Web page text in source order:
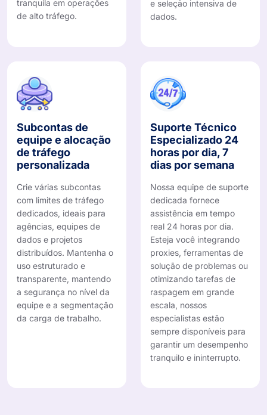
tranquila em operações
de alto tráfego.
e seleção intensiva de
dados.
Subcontas de
equipe e alocação
de tráfego
personalizada
Crie várias subcontas
com limites de tráfego
dedicados, ideais para
agências, equipes de
dados e projetos
distribuídos. Mantenha o
uso estruturado e
transparente, mantendo
a segurança no nível da
equipe e a segmentação
da carga de trabalho.
Suporte Técnico
Especializado 24
horas por dia, 7
dias por semana
Nossa equipe de suporte
dedicada fornece
assistência em tempo
real 24 horas por dia.
Esteja você integrando
proxies, ferramentas de
solução de problemas ou
otimizando tarefas de
raspagem em grande
escala, nossos
especialistas estão
sempre disponíveis para
garantir um desempenho
tranquilo e ininterrupto.